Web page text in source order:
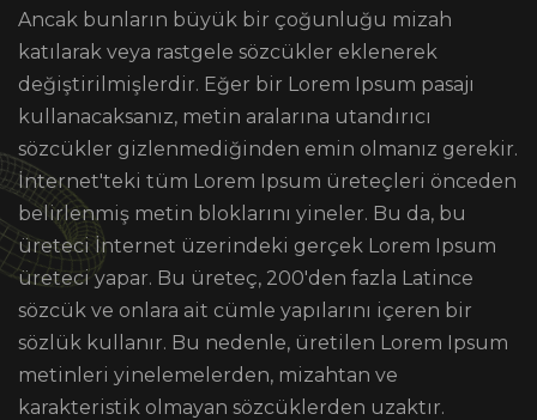
Ancak bunların büyük bir çoğunluğu mizah
katılarak veya rastgele sözcükler eklenerek
değiştirilmişlerdir. Eğer bir Lorem Ipsum pasajı
kullanacaksanız, metin aralarına utandırıcı
sözcükler gizlenmediğinden emin olmanız gerekir.
İnternet'teki tüm Lorem Ipsum üreteçleri önceden
belirlenmiş metin bloklarını yineler. Bu da, bu
üreteci İnternet üzerindeki gerçek Lorem Ipsum
üreteci yapar. Bu üreteç, 200'den fazla Latince
sözcük ve onlara ait cümle yapılarını içeren bir
sözlük kullanır. Bu nedenle, üretilen Lorem Ipsum
metinleri yinelemelerden, mizahtan ve
karakteristik olmayan sözcüklerden uzaktır.